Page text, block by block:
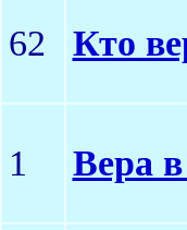
62 Кто
1 Вера